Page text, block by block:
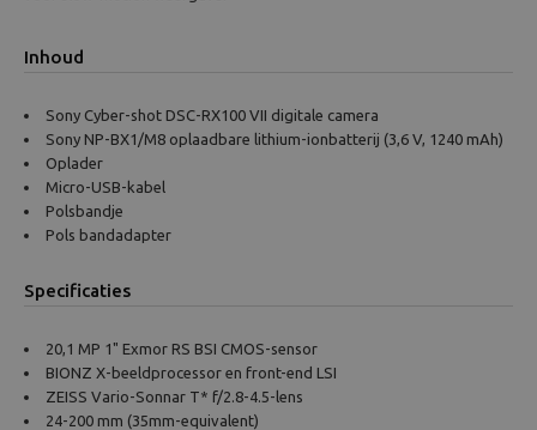
Inhoud
Sony Cyber-shot DSC-RX100 VII digitale camera
Sony NP-BX1/M8 oplaadbare lithium-ionbatterij (3,6 V, 1240 mAh)
Oplader
Micro-USB-kabel
Polsbandje
Pols bandadapter
Specificaties
20,1 MP 1" Exmor RS BSI CMOS-sensor
BIONZ X-beeldprocessor en front-end LSI
ZEISS Vario-Sonnar T* f/2.8-4.5-lens
24-200 mm (35mm-equivalent)